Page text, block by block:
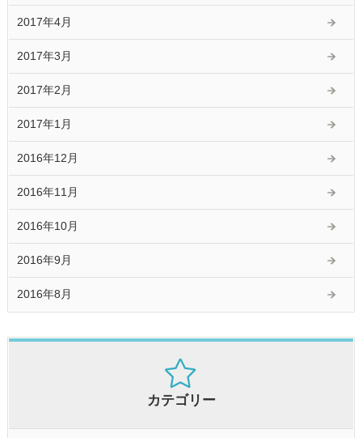
2017年4月
2017年3月
2017年2月
2017年1月
2016年12月
2016年11月
2016年10月
2016年9月
2016年8月
カテゴリー